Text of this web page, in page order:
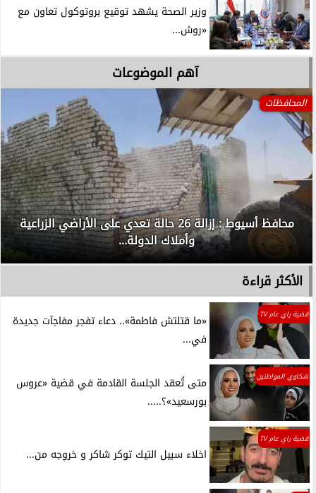
وزير الصحة يشهد توقيع بروتوكول تعاون مع
«روش...
آهم الموضوعات
المحافظات
محافظ أسيوط : إزالة 26 حالة تعدي على الأراضي الزراعية
وأملاك الدولة...
الأكثر قراءة
قضية راي عام TV
«ما قتلتش فاطمة».. دعاء تفجر مفاجآت جديدة
في...
شكاوي المواطنين
متى تُعقد الجلسة القادمة في قضية «عروس
بورسعيد»؟.....
قضية راي عام TV
اخلاء سبيل التيك توكر شاكر و خروجه من...